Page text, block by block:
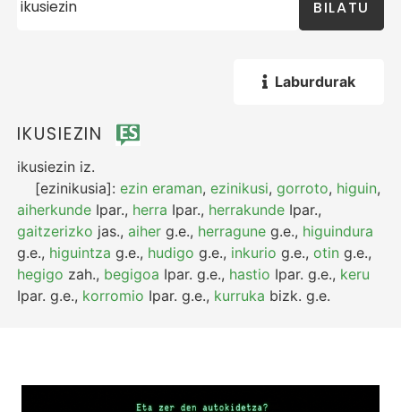
BILATU
Laburdurak
IKUSIEZIN
ikusiezin iz.
[ezinikusia]:ezin eraman,ezinikusi,gorroto, higuin,
aiherkunde Ipar., herra Ipar., herrakunde Ipar.,
gaitzerizko jas.,aiher g.e., herragune g.e., higuindura
g.e., higuintza g.e., hudigo g.e., inkurio g.e.,otin g.e.,
hegigo zah., begigoa Ipar. g.e., hastio Ipar. g.e., keru
Ipar. g.e., korromio Ipar. g.e., kurruka bizk. g.e.